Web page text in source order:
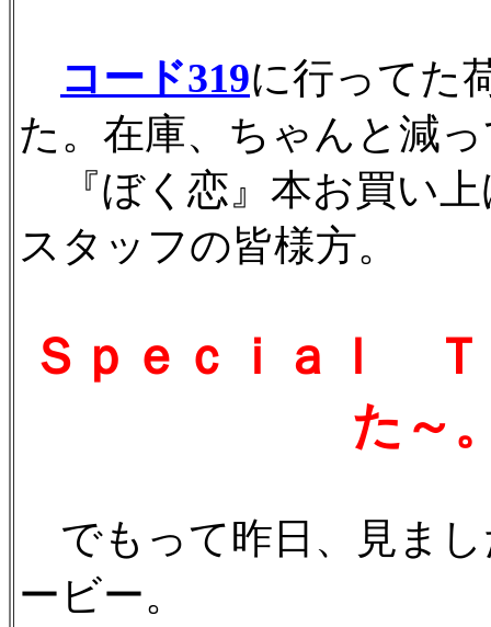
コード319に行ってた
た。在庫、ちゃんと減
『ぼく恋』本お買い上
スタッフの皆様方。
Ｓｐｅｃｉａｌ
た～
でもって昨日、見まし
ービー。